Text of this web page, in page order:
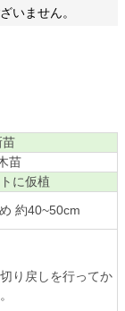
いません。
苗
苗
に仮植
約40~50cm
り戻しを行ってか